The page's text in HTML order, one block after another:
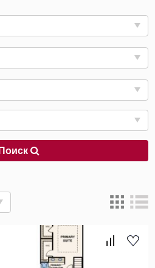
Поиск